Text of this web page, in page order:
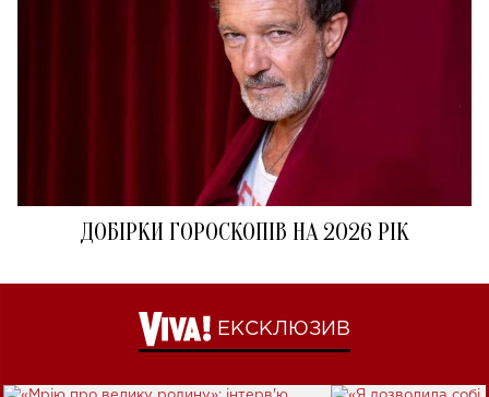
ДОБІРКИ ГОРОСКОПІВ НА 2026 РІК
ЕКСКЛЮЗИВ